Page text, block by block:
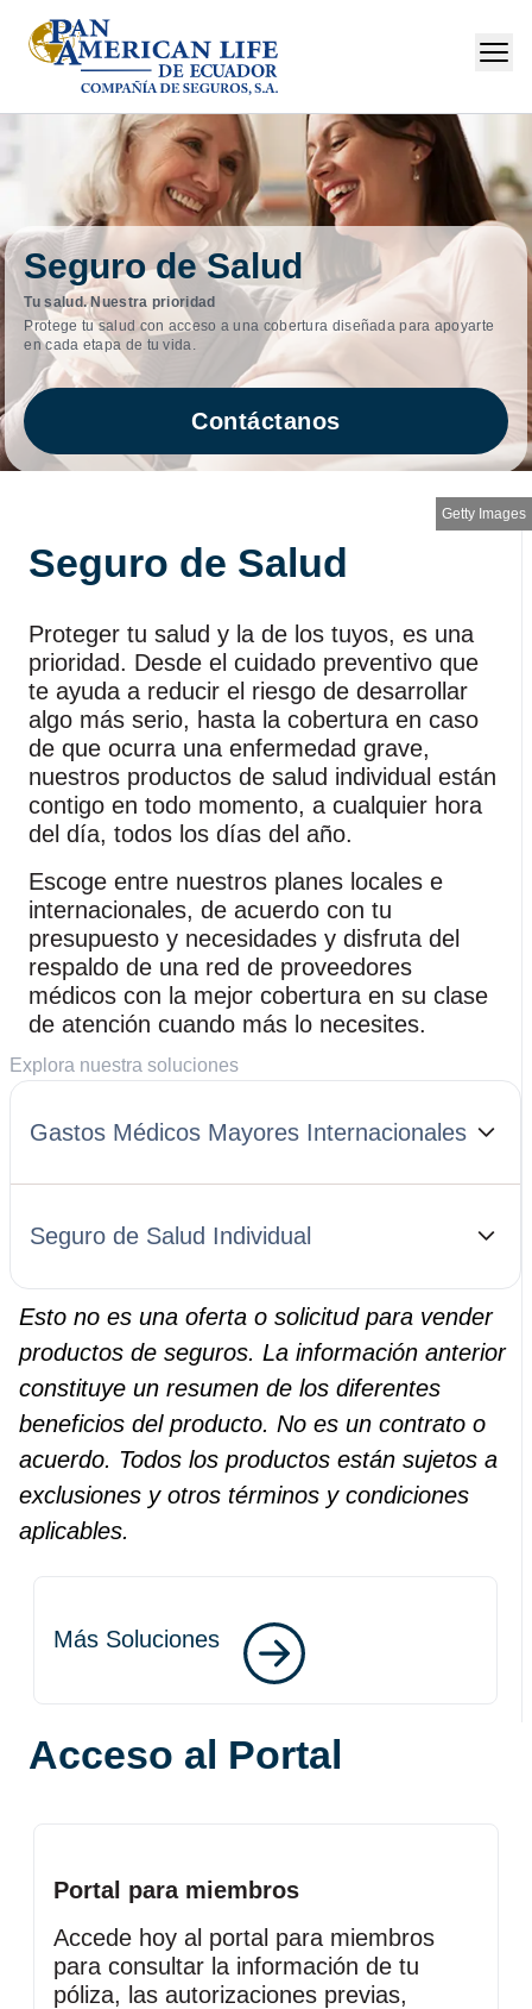
Getty Images
Seguro de Salud
Tu salud. Nuestra prioridad
Protege tu salud con acceso a una cobertura diseñada para apoyarte
en cada etapa de tu vida.
Contáctanos
Seguro de Salud
Proteger tu salud y la de los tuyos, es una
prioridad. Desde el cuidado preventivo que
te ayuda a reducir el riesgo de desarrollar
algo más serio, hasta la cobertura en caso
de que ocurra una enfermedad grave,
nuestros productos de salud individual están
contigo en todo momento, a cualquier hora
del día, todos los días del año.
Escoge entre nuestros planes locales e
internacionales, de acuerdo con tu
presupuesto y necesidades y disfruta del
respaldo de una red de proveedores
médicos con la mejor cobertura en su clase
de atención cuando más lo necesites.
Explora nuestra soluciones
Gastos Médicos Mayores Internacionales
Seguro de Salud Individual
Esto no es una oferta o solicitud para vender
productos de seguros. La información anterior
constituye un resumen de los diferentes
beneficios del producto. No es un contrato o
acuerdo. Todos los productos están sujetos a
exclusiones y otros términos y condiciones
aplicables.
Más Soluciones
Acceso al Portal
Portal para miembros
Accede hoy al portal para miembros
para consultar la información de tu
póliza, las autorizaciones previas,